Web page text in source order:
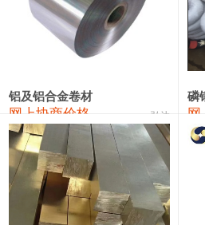
1#镁 17,000—18,000
18,900—19,100
1#电解锰(99.7%袋装) 18,000—18,200
1#铬 60,000—82,000
553#硅 9,300—9,500
441#硅 9,600—9,800
3303#硅 10,300—10,500
铝及铝合金卷材
网上协商价格 弘达 网